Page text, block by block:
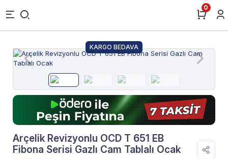
0
KARGO BEDAVA
Arçelik Revizyonlu OCD T 651 EB
Fibona Serisi Gazlı Cam Tablalı Ocak